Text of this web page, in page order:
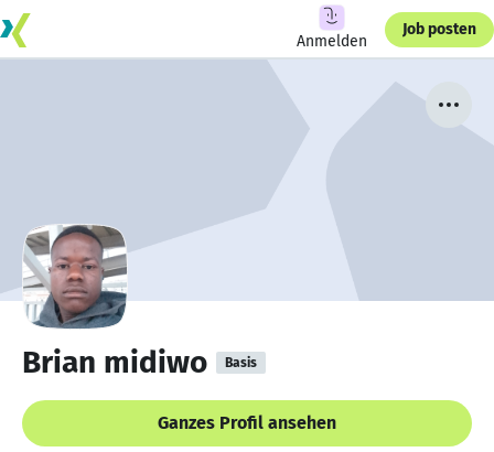
Anmelden
Job posten
Brian midiwo Basis
Ganzes Profil ansehen